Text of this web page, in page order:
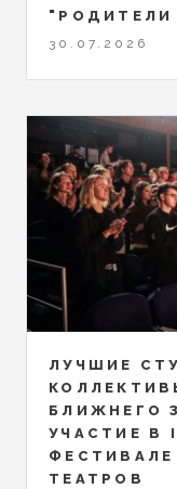
"РОДИТЕЛИ
30.07.2026
ЛУЧШИЕ
БЛИЖНЕГО
УЧАСТИЕ В
ФЕСТИВАЛЕ
ТЕАТРОВ